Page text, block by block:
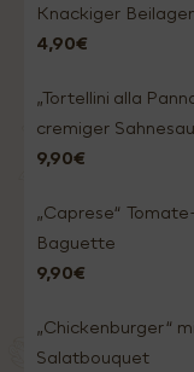
Knackiger
4,90€
„Tortellini alla
cremiger
9,90€
„Caprese“
Baguette
9,90€
„Chickenburger“
Salatbouquet